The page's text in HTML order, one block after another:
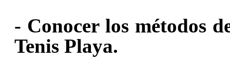
- Conocer los métodos
Tenis Playa.